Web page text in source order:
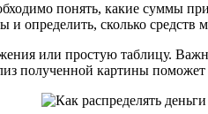
понять, какие
определить, сколько
или простую таблицу.
полученной картины поможет